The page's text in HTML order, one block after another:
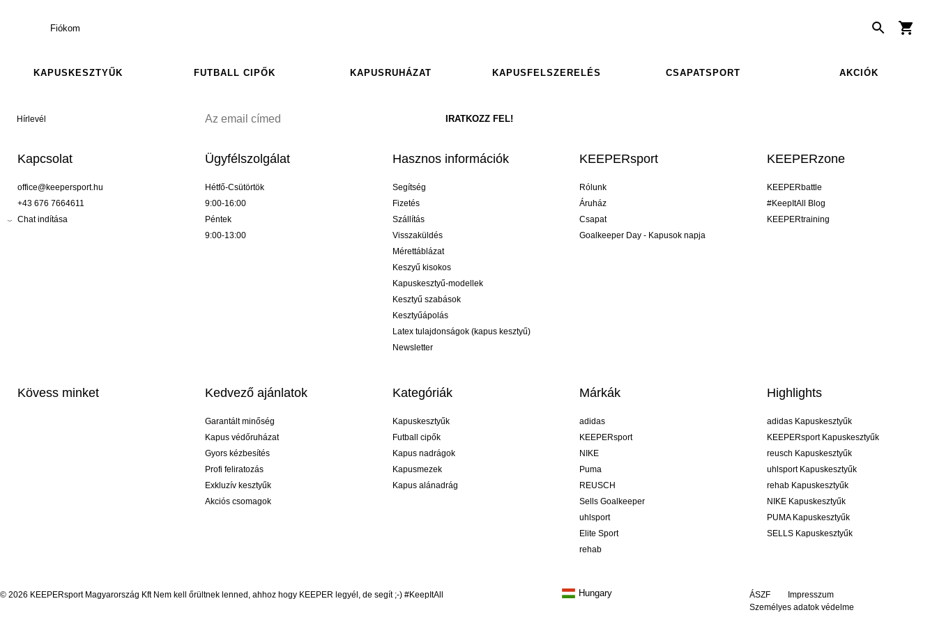
Fiókom
KAPUSKESZTYŰK FUTBALL CIPŐK KAPUSRUHÁZAT KAPUSFELSZERELÉS CSAPATSPORT AKCIÓK
Hírlevél
Kapcsolat
office@keepersport.hu
+43 676 7664611
Chat indítása
Ügyfélszolgálat
Hétfő-Csütörtök
9:00-16:00
Péntek
9:00-13:00
Hasznos információk
Segítség
Fizetés
Szállítás
Visszaküldés
Mérettáblázat
Keszyű kisokos
Kapuskesztyű-modellek
Kesztyű szabások
Kesztyűápolás
Latex tulajdonságok (kapus kesztyű)
Newsletter
KEEPERsport
Rólunk
Áruház
Csapat
Goalkeeper Day - Kapusok napja
KEEPERzone
KEEPERbattle
#KeepItAll Blog
KEEPERtraining
Kövess minket Kedvező ajánlatok
Garantált minőség
Kapus védőruházat
Gyors kézbesítés
Profi feliratozás
Exkluzív kesztyűk
Akciós csomagok
Kategóriák
Kapuskesztyűk
Futball cipők
Kapus nadrágok
Kapusmezek
Kapus alánadrág
Márkák
adidas
KEEPERsport
NIKE
Puma
REUSCH
Sells Goalkeeper
uhlsport
Elite Sport
rehab
Highlights
adidas Kapuskesztyűk
KEEPERsport Kapuskesztyűk
reusch Kapuskesztyűk
uhlsport Kapuskesztyűk
rehab Kapuskesztyűk
NIKE Kapuskesztyűk
PUMA Kapuskesztyűk
SELLS Kapuskesztyűk
© 2026 KEEPERsport Magyarország Kft Nem kell őrültnek lenned, ahhoz hogy KEEPER legyél, de segít ;-) #KeepItAll ÁSZF
Impresszum
Személyes adatok védelme
Hungary